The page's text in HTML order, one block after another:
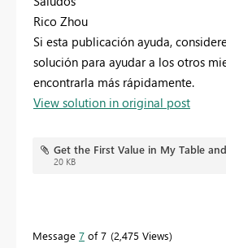
Rico Zhou
Si esta publicación ayuda,
solución para ayudar a los otros
encontrarla más rápidamente.
View solution in original post
20 KB
Message 7 of 7 2,475 Views